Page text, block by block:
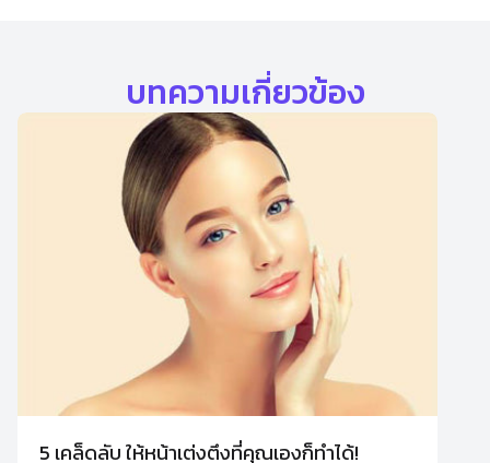
บทความเกี่ยวข้อง
5 เคล็ดลับ ให้หน้าเต่งตึงที่คุณเองก็ทำได้!